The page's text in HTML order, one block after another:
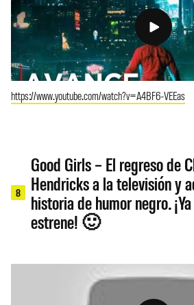
https://www.youtube.com/watch?v=A4BF6-VEEas
8
Good Girls – El regreso de
Hendricks a la televisión y
historia de humor negro.
estrene! 🙂